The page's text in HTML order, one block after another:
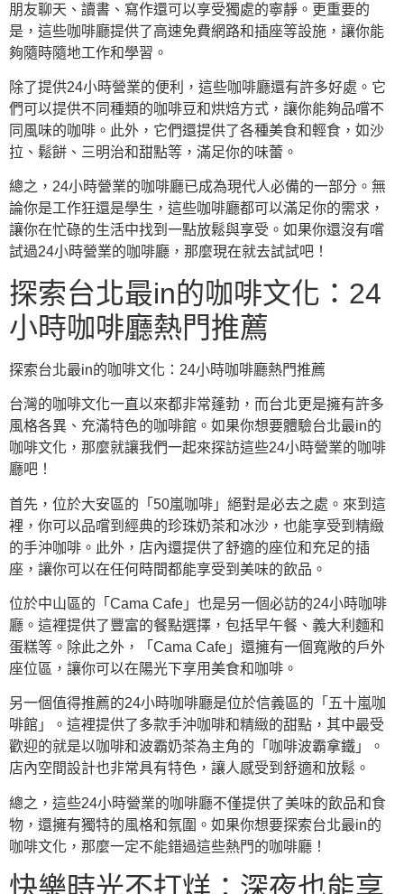
朋友聊天、讀書、寫作還可以享受獨處的寧靜。更重要的
是，這些咖啡廳提供了高速免費網路和插座等設施，讓你能
夠隨時隨地工作和學習。
除了提供24小時營業的便利，這些咖啡廳還有許多好處。它
們可以提供不同種類的咖啡豆和烘焙方式，讓你能夠品嚐不
同風味的咖啡。此外，它們還提供了各種美食和輕食，如沙
拉、鬆餅、三明治和甜點等，滿足你的味蕾。
總之，24小時營業的咖啡廳已成為現代人必備的一部分。無
論你是工作狂還是學生，這些咖啡廳都可以滿足你的需求，
讓你在忙碌的生活中找到一點放鬆與享受。如果你還沒有嚐
試過24小時營業的咖啡廳，那麼現在就去試試吧！
探索台北最in的咖啡文化：24
小時咖啡廳熱門推薦
探索台北最in的咖啡文化：24小時咖啡廳熱門推薦
台灣的咖啡文化一直以來都非常蓬勃，而台北更是擁有許多
風格各異、充滿特色的咖啡館。如果你想要體驗台北最in的
咖啡文化，那麼就讓我們一起來探訪這些24小時營業的咖啡
廳吧！
首先，位於大安區的「50嵐咖啡」絕對是必去之處。來到這
裡，你可以品嚐到經典的珍珠奶茶和冰沙，也能享受到精緻
的手沖咖啡。此外，店內還提供了舒適的座位和充足的插
座，讓你可以在任何時間都能享受到美味的飲品。
位於中山區的「Cama Cafe」也是另一個必訪的24小時咖啡
廳。這裡提供了豐富的餐點選擇，包括早午餐、義大利麵和
蛋糕等。除此之外，「Cama Cafe」還擁有一個寬敞的戶外
座位區，讓你可以在陽光下享用美食和咖啡。
另一個值得推薦的24小時咖啡廳是位於信義區的「五十嵐咖
啡館」。這裡提供了多款手沖咖啡和精緻的甜點，其中最受
歡迎的就是以咖啡和波霸奶茶為主角的「咖啡波霸拿鐵」。
店內空間設計也非常具有特色，讓人感受到舒適和放鬆。
總之，這些24小時營業的咖啡廳不僅提供了美味的飲品和食
物，還擁有獨特的風格和氛圍。如果你想要探索台北最in的
咖啡文化，那麼一定不能錯過這些熱門的咖啡廳！